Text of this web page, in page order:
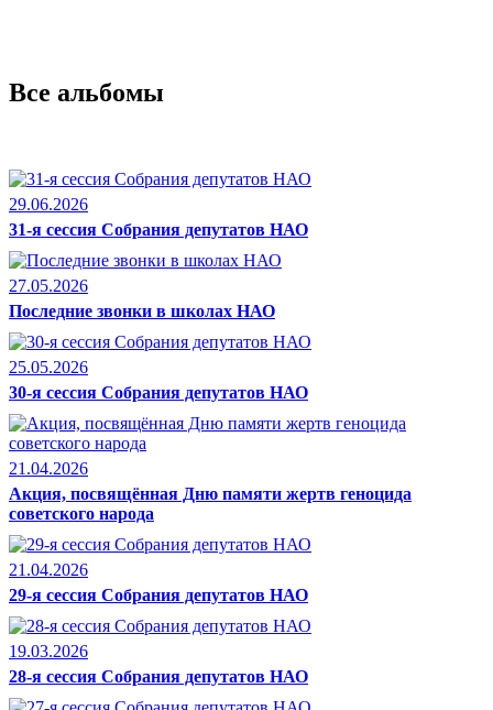
Все альбомы
29.06.2026
31-я сессия Собрания депутатов НАО
27.05.2026
Последние звонки в школах НАО
25.05.2026
30-я сессия Собрания депутатов НАО
21.04.2026
Акция, посвящённая Дню памяти жертв геноцида
советского народа
21.04.2026
29-я сессия Собрания депутатов НАО
19.03.2026
28-я сессия Собрания депутатов НАО